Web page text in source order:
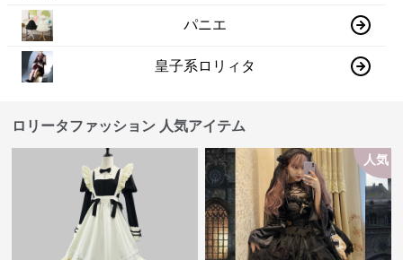
パニエ
皇子系ロリィタ
ロリータファッション 人気アイテム
人気